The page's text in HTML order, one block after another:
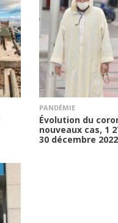
PANDÉMIE
Évolution du
nouveaux cas, 1
30 décembre